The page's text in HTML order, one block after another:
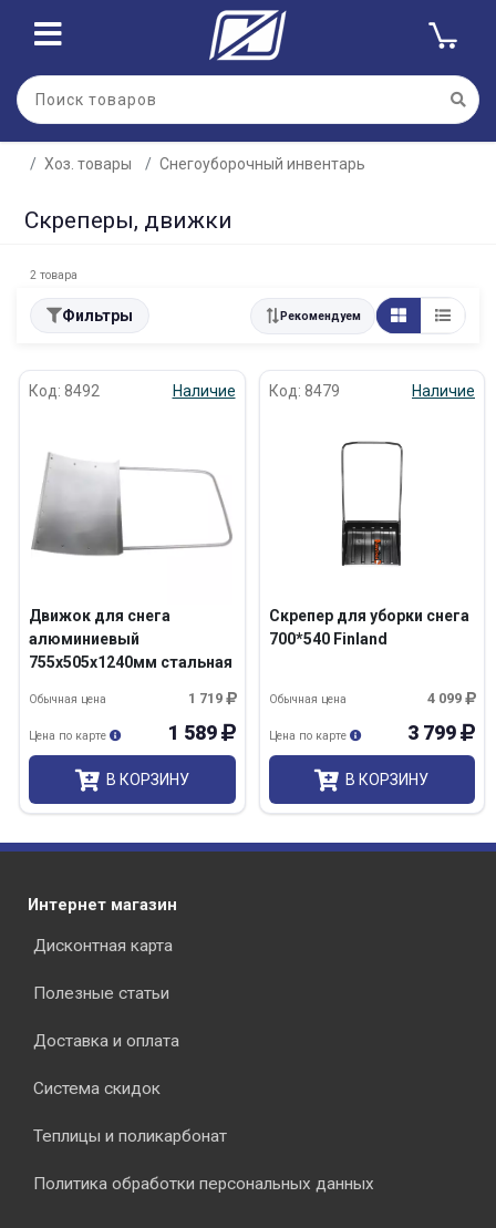
Хоз. товары Снегоуборочный инвентарь
Скреперы, движки
2 товара
Фильтры Рекомендуем
Код: 8492 Наличие
Движок для снега
алюминиевый
755х505х1240мм стальная
1 719
Обычная цена
1 589
Цена по карте
В КОРЗИНУ
Код: 8479 Наличие
Скрепер для уборки снега
700*540 Finland
4 099
Обычная цена
3 799
Цена по карте
В КОРЗИНУ
Интернет магазин
Дисконтная карта
Полезные статьи
Доставка и оплата
Система скидок
Теплицы и поликарбонат
Политика обработки персональных данных